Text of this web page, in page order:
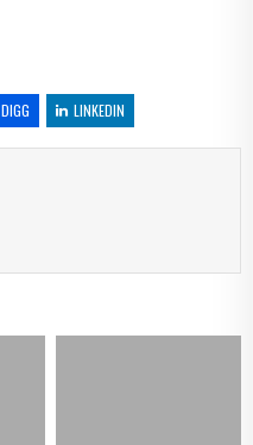
DIGG LINKEDIN